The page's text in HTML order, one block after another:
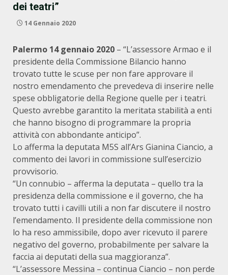
dei teatri”
14 Gennaio 2020
Palermo 14 gennaio 2020 – “L’assessore Armao e il
presidente della Commissione Bilancio hanno
trovato tutte le scuse per non fare approvare il
nostro emendamento che prevedeva di inserire nelle
spese obbligatorie della Regione quelle per i teatri.
Questo avrebbe garantito la meritata stabilità a enti
che hanno bisogno di programmare la propria
attività con abbondante anticipo”.
Lo afferma la deputata M5S all’Ars Gianina Ciancio, a
commento dei lavori in commissione sull’esercizio
provvisorio.
“Un connubio – afferma la deputata – quello tra la
presidenza della commissione e il governo, che ha
trovato tutti i cavilli utili a non far discutere il nostro
l’emendamento. Il presidente della commissione non
lo ha reso ammissibile, dopo aver ricevuto il parere
negativo del governo, probabilmente per salvare la
faccia ai deputati della sua maggioranza”.
“L’assessore Messina – continua Ciancio – non perde